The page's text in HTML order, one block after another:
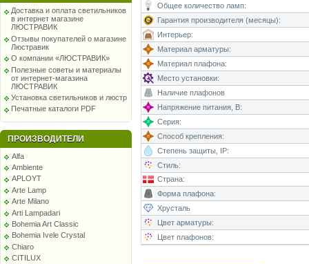
Доставка и оплата светильников
в интернет магазине
ЛЮСТРАВИК
Отзывы покупателей о магазине
Люстравик
О компании «ЛЮСТРАВИК»
Полезные советы и материалы
от интернет-магазина
ЛЮСТРАВИК
Установка светильников и люстр
Печатные каталоги PDF
ПРОИЗВОДИТЕЛИ
Alfa
Ambiente
APLOYT
Arte Lamp
Arte Milano
Arti Lampadari
Bohemia Art Classic
Bohemia Ivele Crystal
Chiaro
CITILUX
Общее количество ламп:
Гарантия производителя (месяцы):
Интерьер:
Материал арматуры:
Материал плафона:
Место установки:
Наличие плафонов
Напряжение питания, В:
Серия:
Способ крепления:
Степень защиты, IP:
Стиль:
Страна:
Форма плафона:
Хрусталь
Цвет арматуры:
Цвет плафонов: